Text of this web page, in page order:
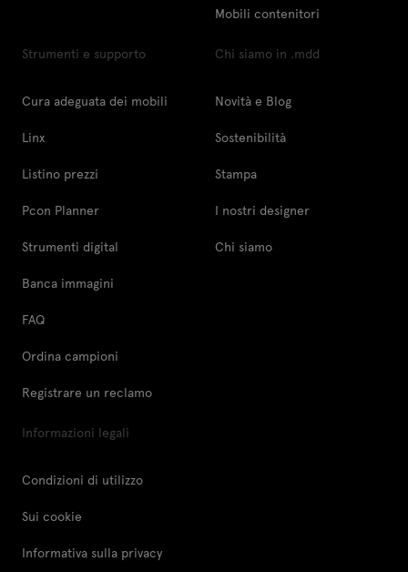
Mobili contenitori
Strumenti e supporto
Cura adeguata dei mobili
Linx
Listino prezzi
Pcon Planner
Strumenti digital
Banca immagini
FAQ
Ordina campioni
Registrare un reclamo
Chi siamo in .mdd
Novità e Blog
Sostenibilità
Stampa
I nostri designer
Chi siamo
Informazioni legali
Condizioni di utilizzo
Sui cookie
Informativa sulla privacy